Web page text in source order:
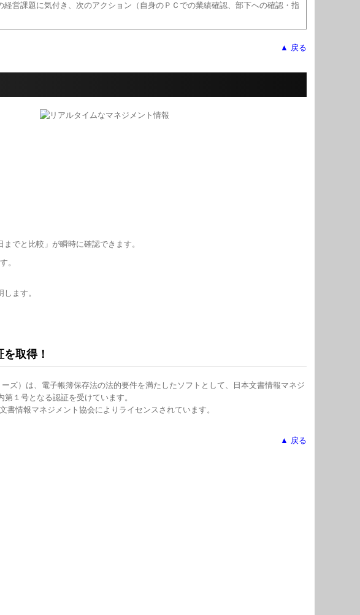
営課題に気付き、次のアクション（自身のＰＣでの業績確認、部下への確認・指
▲ 戻る
でと比較」が瞬時に確認できます。
。
ます。
取得！
ズ） は、電子帳簿保存法の法的要件を満たしたソフトとして、日本文書情報マネジ
１号となる認証を受けています。
書情報マネジメント協会によりライセンスされています。
▲ 戻る